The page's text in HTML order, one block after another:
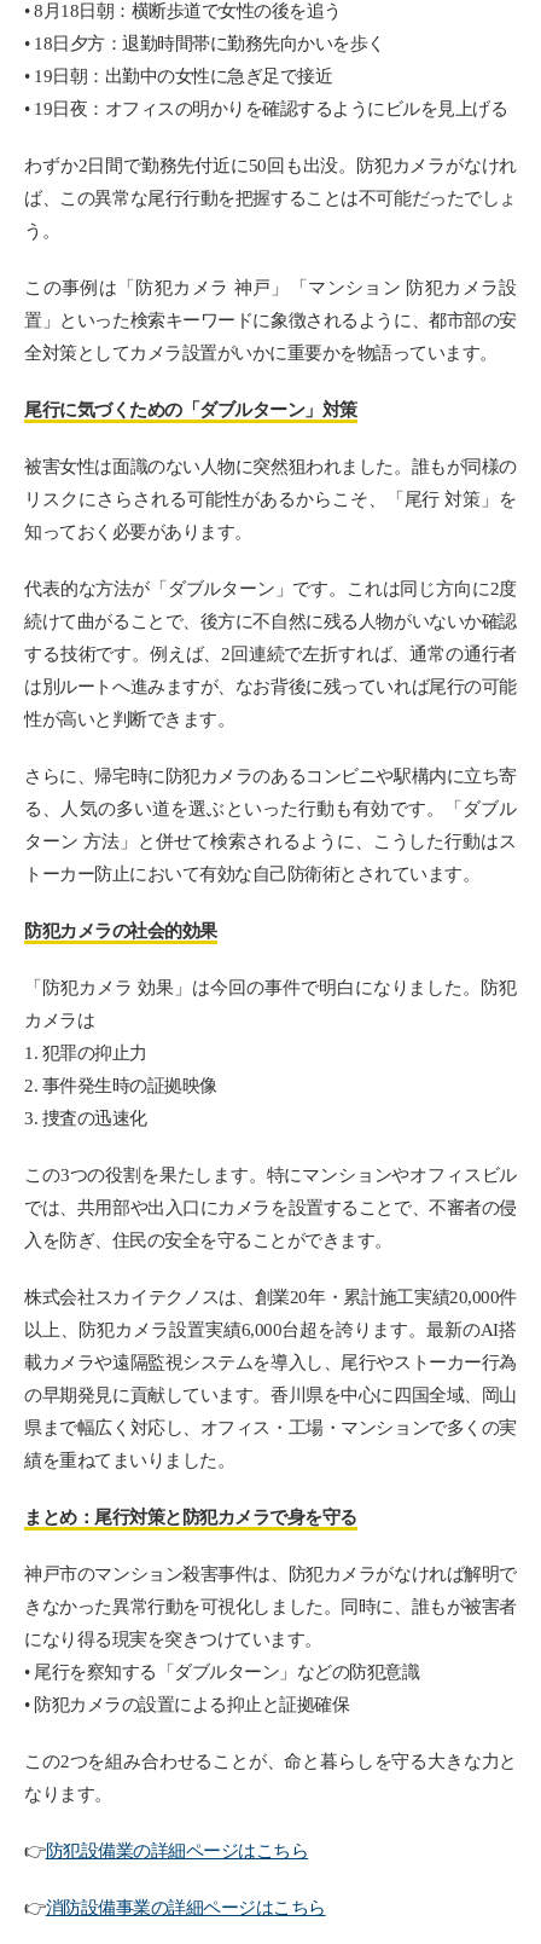
• 8月18日朝：横断歩道で女性の後を追う
• 18日夕方：退勤時間帯に勤務先向かいを歩く
• 19日朝：出勤中の女性に急ぎ足で接近
• 19日夜：オフィスの明かりを確認するようにビルを見上げる
わずか2日間で勤務先付近に50回も出没。防犯カメラがなけれ
ば、この異常な尾行行動を把握することは不可能だったでしょ
う。
この事例は「防犯カメラ 神戸」「マンション 防犯カメラ設
置」といった検索キーワードに象徴されるように、都市部の安
全対策としてカメラ設置がいかに重要かを物語っています。
尾行に気づくための「ダブルターン」対策
被害女性は面識のない人物に突然狙われました。誰もが同様の
リスクにさらされる可能性があるからこそ、「尾行 対策」を
知っておく必要があります。
代表的な方法が「ダブルターン」です。これは同じ方向に2度
続けて曲がることで、後方に不自然に残る人物がいないか確認
する技術です。例えば、2回連続で左折すれば、通常の通行者
は別ルートへ進みますが、なお背後に残っていれば尾行の可能
性が高いと判断できます。
さらに、帰宅時に防犯カメラのあるコンビニや駅構内に立ち寄
る、人気の多い道を選ぶといった行動も有効です。「ダブル
ターン 方法」と併せて検索されるように、こうした行動はス
トーカー防止において有効な自己防衛術とされています。
防犯カメラの社会的効果
「防犯カメラ 効果」は今回の事件で明白になりました。防犯
カメラは
1. 犯罪の抑止力
2. 事件発生時の証拠映像
3. 捜査の迅速化
この3つの役割を果たします。特にマンションやオフィスビル
では、共用部や出入口にカメラを設置することで、不審者の侵
入を防ぎ、住民の安全を守ることができます。
株式会社スカイテクノスは、創業20年・累計施工実績20,000件
以上、防犯カメラ設置実績6,000台超を誇ります。最新のAI搭
載カメラや遠隔監視システムを導入し、尾行やストーカー行為
の早期発見に貢献しています。香川県を中心に四国全域、岡山
県まで幅広く対応し、オフィス・工場・マンションで多くの実
績を重ねてまいりました。
まとめ：尾行対策と防犯カメラで身を守る
神戸市のマンション殺害事件は、防犯カメラがなければ解明で
きなかった異常行動を可視化しました。同時に、誰もが被害者
になり得る現実を突きつけています。
• 尾行を察知する「ダブルターン」などの防犯意識
• 防犯カメラの設置による抑止と証拠確保
この2つを組み合わせることが、命と暮らしを守る大きな力と
なります。
👉防犯設備業の詳細ページはこちら
👉消防設備事業の詳細ページはこちら